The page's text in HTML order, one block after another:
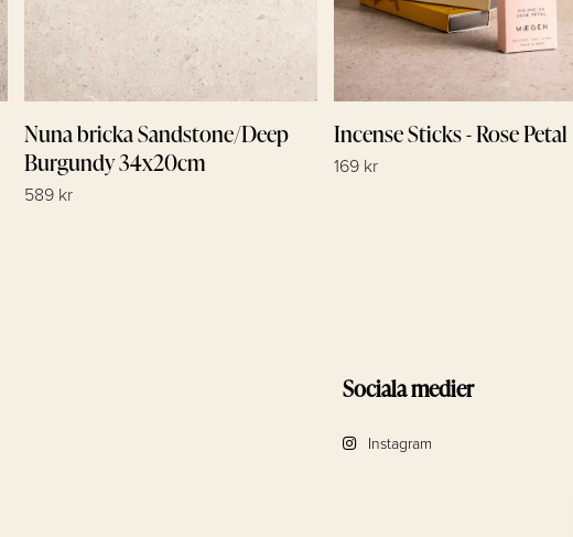
Nuna bricka Sandstone/Deep
Burgundy 34x20cm
589 kr
Incense Sticks - Rose Petal
169 kr
Sociala medier
Instagram